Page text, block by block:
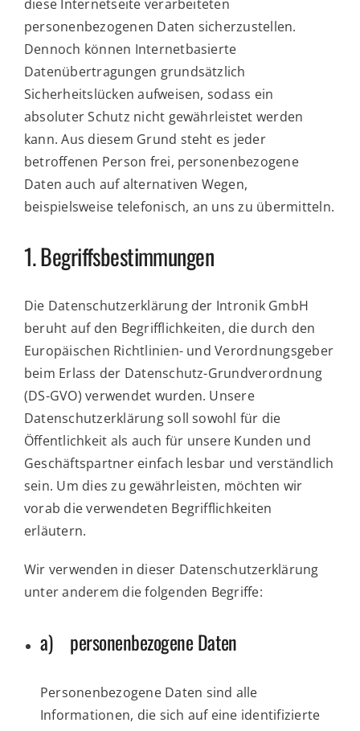
diese Internetseite verarbeiteten
personenbezogenen Daten sicherzustellen.
Dennoch können Internetbasierte
Datenübertragungen grundsätzlich
Sicherheitslücken aufweisen, sodass ein
absoluter Schutz nicht gewährleistet werden
kann. Aus diesem Grund steht es jeder
betroffenen Person frei, personenbezogene
Daten auch auf alternativen Wegen,
beispielsweise telefonisch, an uns zu übermitteln.
1. Begriffsbestimmungen
Die Datenschutzerklärung der Intronik GmbH
beruht auf den Begrifflichkeiten, die durch den
Europäischen Richtlinien- und Verordnungsgeber
beim Erlass der Datenschutz-Grundverordnung
(DS-GVO) verwendet wurden. Unsere
Datenschutzerklärung soll sowohl für die
Öffentlichkeit als auch für unsere Kunden und
Geschäftspartner einfach lesbar und verständlich
sein. Um dies zu gewährleisten, möchten wir
vorab die verwendeten Begrifflichkeiten
erläutern.
Wir verwenden in dieser Datenschutzerklärung
unter anderem die folgenden Begriffe:
a) personenbezogene Daten
Personenbezogene Daten sind alle
Informationen, die sich auf eine identifizierte